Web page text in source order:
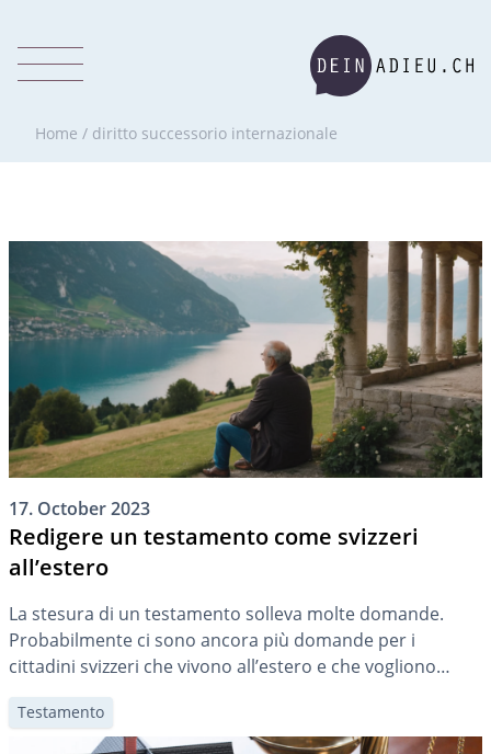
Home / diritto successorio internazionale
17. October 2023
Redigere un testamento come svizzeri
all’estero
La stesura di un testamento solleva molte domande.
Probabilmente ci sono ancora più domande per i
cittadini svizzeri che vivono all’estero e che vogliono
redigere il loro testamento in conformità con la legge
svizzera. Qui potete scoprire cosa devono sapere gli
Svizzeri all’estero quando scrivono il loro testamento.
Testamento